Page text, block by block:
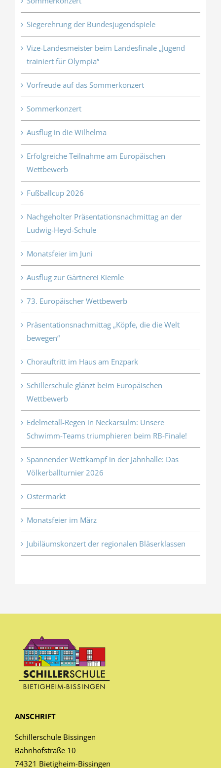
Siegerehrung der Bundesjugendspiele
Vize-Landesmeister beim Landesfinale „Jugend
trainiert für Olympia“
Vorfreude auf das Sommerkonzert
Sommerkonzert
Ausflug in die Wilhelma
Erfolgreiche Teilnahme am Europäischen
Wettbewerb
Fußballcup 2026
Nachgeholter Präsentationsnachmittag an der
Ludwig-Heyd-Schule
Monatsfeier im Juni
Ausflug zur Gärtnerei Kiemle
73. Europäischer Wettbewerb
Präsentationsnachmittag „Köpfe, die die Welt
bewegen“
Chorauftritt im Haus am Enzpark
Schillerschule glänzt beim Europäischen
Wettbewerb
Edelmetall-Regen in Neckarsulm: Unsere
Schwimm-Teams triumphieren beim RB-Finale!
Spannender Wettkampf in der Jahnhalle: Das
Völkerballturnier 2026
Ostermarkt
Monatsfeier im März
Jubiläumskonzert der regionalen Bläserklassen
ANSCHRIFT
Schillerschule Bissingen
Bahnhofstraße 10
74321 Bietigheim-Bissingen